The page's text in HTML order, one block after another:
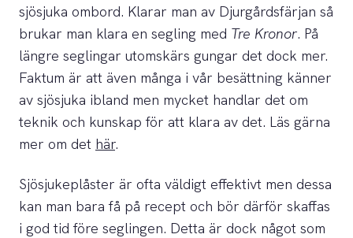
sjösjuka ombord. Klarar man av Djurgårdsfärjan så
brukar man klara en segling med Tre Kronor. På
längre seglingar utomskärs gungar det dock mer.
Faktum är att även många i vår besättning känner
av sjösjuka ibland men mycket handlar det om
teknik och kunskap för att klara av det. Läs gärna
mer om det här.
Sjösjukeplåster är ofta väldigt effektivt men dessa
kan man bara få på recept och bör därför skaffas
i god tid före seglingen. Detta är dock något som